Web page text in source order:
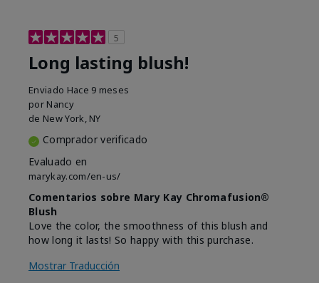
5
Long lasting blush!
Enviado Hace 9 meses
por Nancy
de New York, NY
Comprador verificado
Evaluado en
marykay.com/en-us/
Comentarios sobre Mary Kay Chromafusion®
Blush
Love the color, the smoothness of this blush and
how long it lasts! So happy with this purchase.
Mostrar Traducción